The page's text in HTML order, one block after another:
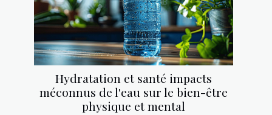
Hydratation et santé impacts
méconnus de l'eau sur le bien-être
physique et mental